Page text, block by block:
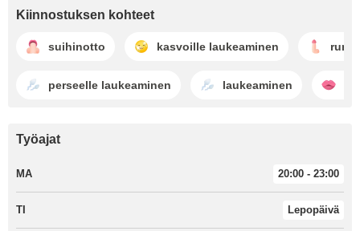
Kiinnostuksen kohteet
suihinotto kasvoille laukeaminen
perseelle laukeaminen laukeaminen
Työajat
MA 20:00 - 23:00
TI Lepopäivä